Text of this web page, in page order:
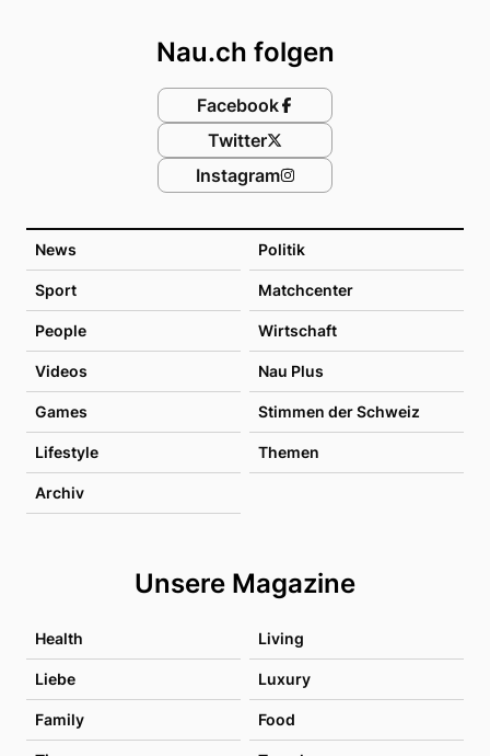
News Politik
Sport Matchcenter
People Wirtschaft
Videos Nau Plus
Games Stimmen der Schweiz
Lifestyle Themen
Archiv
Unsere Magazine
Health Living
Liebe Luxury
Family Food
Nau.ch folgen
Facebook
Twitter
Instagram